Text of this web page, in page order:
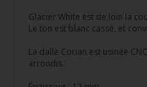
Glacier White est de loin la
Le ton est blanc cassé, et
La dalle Corian est usinée
arrondis.